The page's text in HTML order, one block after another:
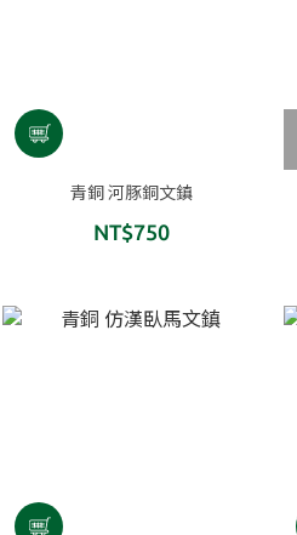
青銅 河豚銅文鎮
NT$750